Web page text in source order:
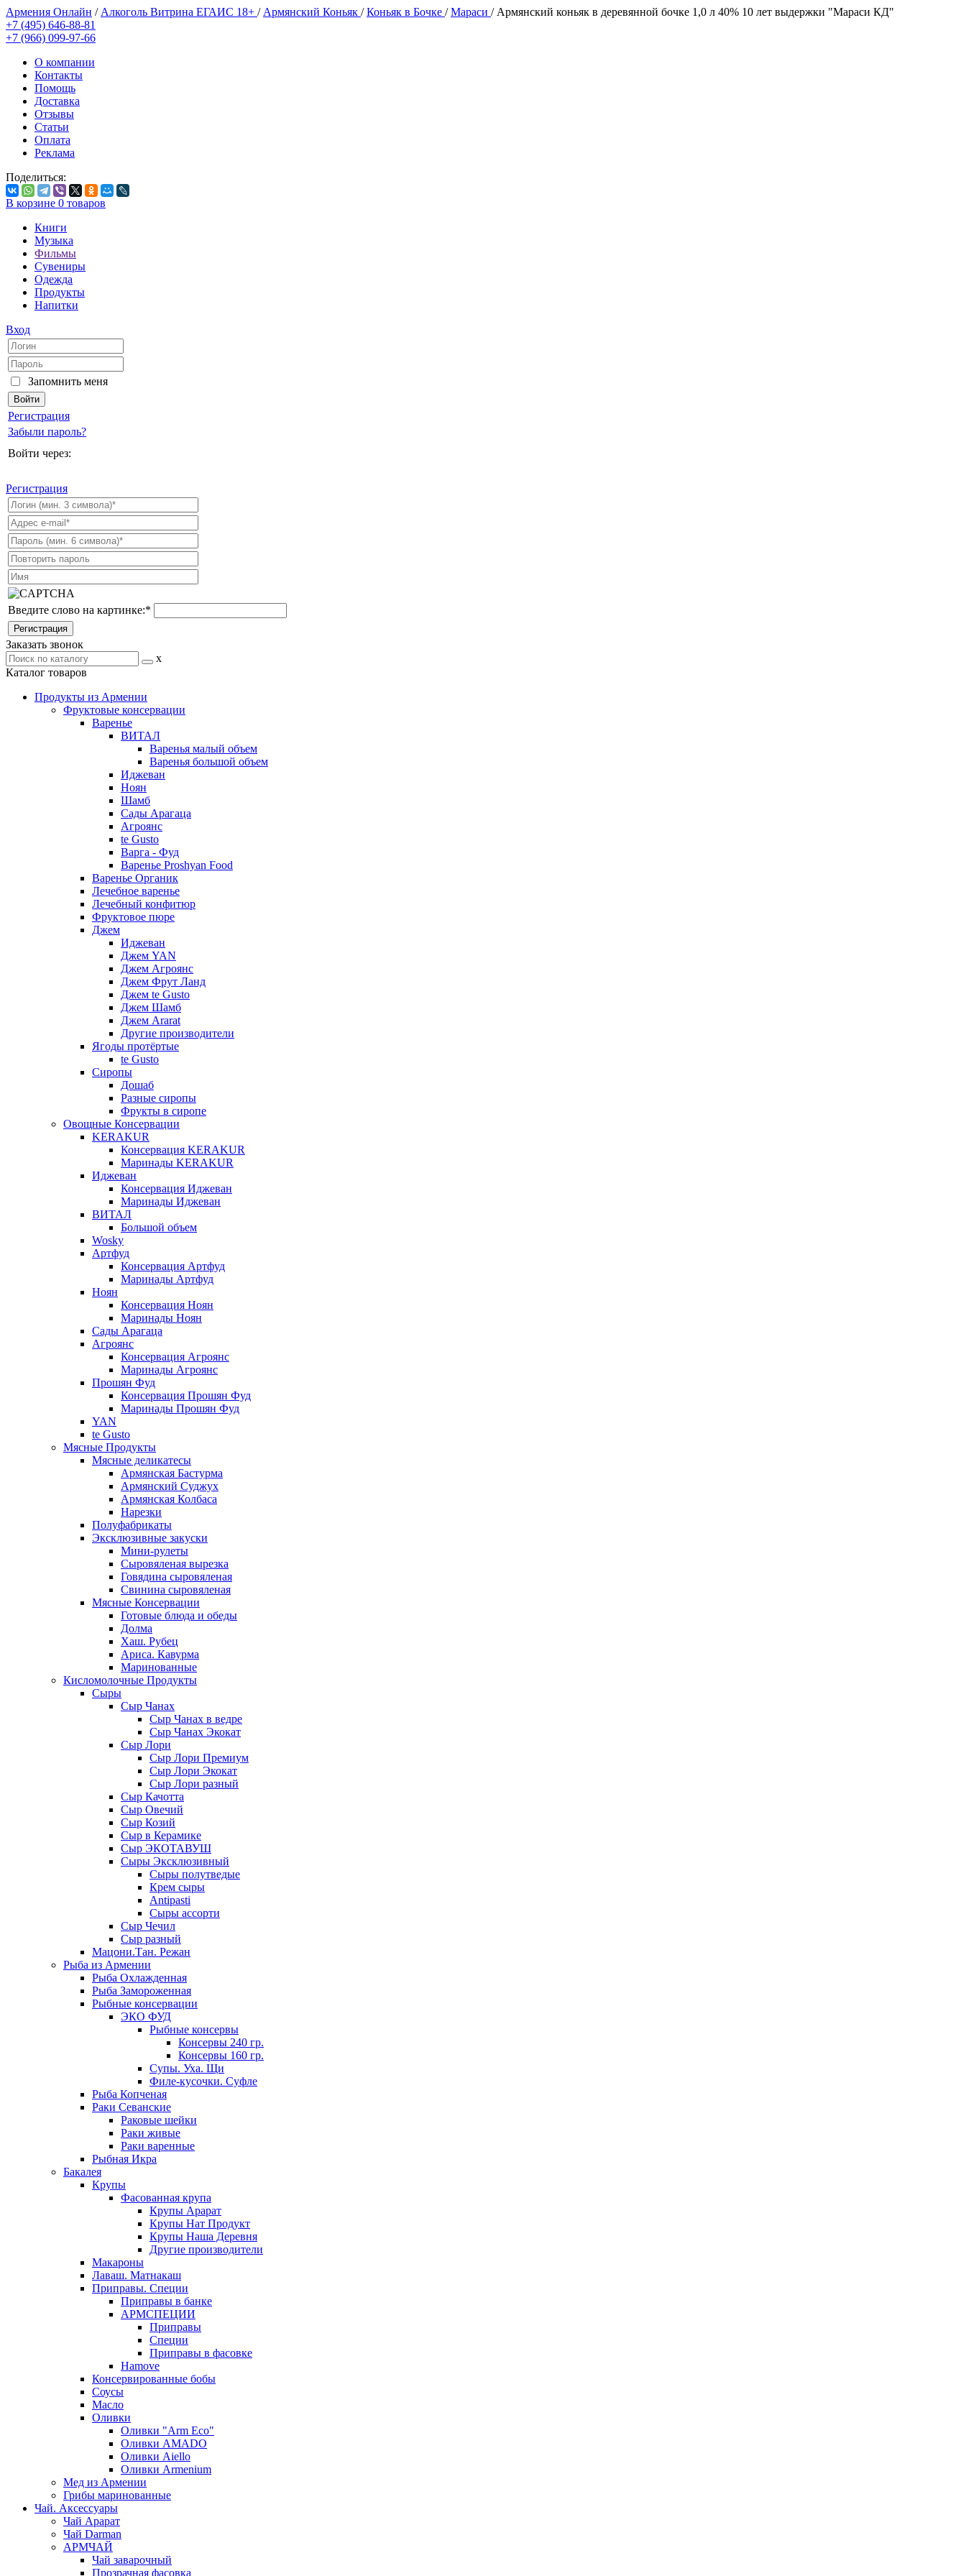
Армения Онлайн / Алкоголь Витрина ЕГАИС 18+ / Армянский Коньяк /Коньяк в Бочке /Мараси / Армянский коньяк в деревянной бочке 1,0 л 40% 10 лет выдержки "Мараси КД"
+7 (495) 646-88-81
+7 (966) 099-97-66
О компании
Контакты
Помощь
Доставка
Отзывы
Статьи
Оплата
Реклама
Поделиться:
В корзине 0 товаров
Книги
Музыка
Фильмы
Сувениры
Одежда
Продукты
Напитки
Вход
Запомнить меня
Регистрация
Забыли пароль?
Войти через:
Регистрация
Введите слово на картинке:*
Заказать звонок
x
Каталог товаров
Продукты из Армении
Фруктовые консервации
Варенье
ВИТАЛ
Варенья малый объем
Варенья большой объем
Иджеван
Ноян
Шамб
Сады Арагаца
Агроянс
te Gusto
Варга - Фуд
Варенье Proshyan Food
Варенье Органик
Лечебное варенье
Лечебный конфитюр
Фруктовое пюре
Джем
Иджеван
Джем YAN
Джем Агроянс
Джем Фрут Ланд
Джем te Gusto
Джем Шамб
Джем Ararat
Другие производители
Ягоды протёртые
te Gusto
Сиропы
Дошаб
Разные сиропы
Фрукты в сиропе
Овощные Консервации
KERAKUR
Консервация KERAKUR
Маринады KERAKUR
Иджеван
Консервация Иджеван
Маринады Иджеван
ВИТАЛ
Большой объем
Wosky
Артфуд
Консервация Артфуд
Маринады Артфуд
Ноян
Консервация Ноян
Маринады Ноян
Сады Арагаца
Агроянс
Консервация Агроянс
Маринады Агроянс
Прошян Фуд
Консервация Прошян Фуд
Маринады Прошян Фуд
YAN
te Gusto
Мясные Продукты
Мясные деликатесы
Армянская Бастурма
Армянский Суджух
Армянская Колбаса
Нарезки
Полуфабрикаты
Эксклюзивные закуски
Мини-рулеты
Сыровяленая вырезка
Говядина сыровяленая
Свинина сыровяленая
Мясные Консервации
Готовые блюда и обеды
Долма
Хаш. Рубец
Ариса. Кавурма
Маринованные
Кисломолочные Продукты
Сыры
Сыр Чанах
Сыр Чанах в ведре
Сыр Чанах Экокат
Сыр Лори
Сыр Лори Премиум
Сыр Лори Экокат
Сыр Лори разный
Сыр Качотта
Сыр Овечий
Сыр Козий
Сыр в Керамике
Сыр ЭКОТАВУШ
Сыры Эксклюзивный
Сыры полутведые
Крем сыры
Antipasti
Сыры ассорти
Сыр Чечил
Сыр разный
Мацони.Тан. Режан
Рыба из Армении
Рыба Охлажденная
Рыба Замороженная
Рыбные консервации
ЭКО ФУД
Рыбные консервы
Консервы 240 гр.
Консервы 160 гр.
Супы. Уха. Щи
Филе-кусочки. Суфле
Рыба Копченая
Раки Севанские
Раковые шейки
Раки живые
Раки варенные
Рыбная Икра
Бакалея
Крупы
Фасованная крупа
Крупы Арарат
Крупы Нат Продукт
Крупы Наша Деревня
Другие производители
Макароны
Лаваш. Матнакаш
Приправы. Специи
Приправы в банке
АРМСПЕЦИИ
Приправы
Специи
Приправы в фасовке
Hamove
Консервированные бобы
Соусы
Масло
Оливки
Оливки "Arm Eco"
Оливки AMADO
Оливки Aiello
Оливки Armenium
Мед из Армении
Грибы маринованные
Чай. Аксессуары
Чай Арарат
Чай Darman
АРМЧАЙ
Чай заварочный
Прозрачная фасовка